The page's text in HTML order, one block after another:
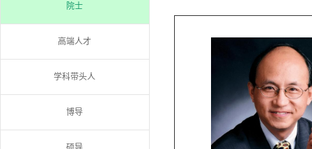
院士
高端人才
学科带头人
博导